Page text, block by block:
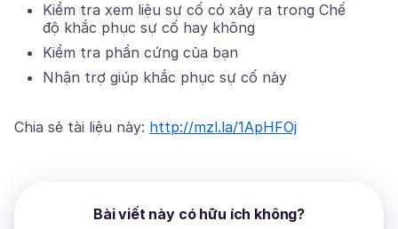
Kiểm tra xem liệu sự cố có xảy ra trong Chế
độ khắc phục sự cố hay không
Kiểm tra phần cứng của bạn
Nhận trợ giúp khắc phục sự cố này
Chia sẻ tài liệu này: http://mzl.la/1ApHFOj
Bài viết này có hữu ích không?